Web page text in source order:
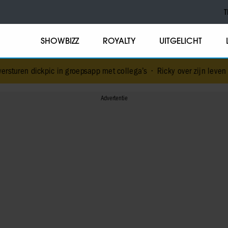
SHOWBIZZ ROYALTY UITGELICHT
in groepsapp met collega’s •Ricky over zijn leven tijdens en